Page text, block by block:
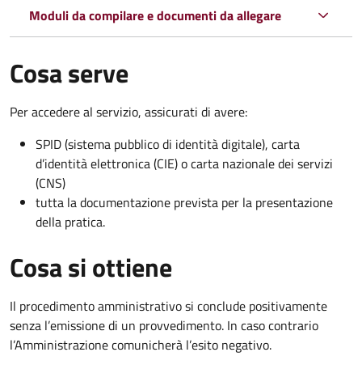
Moduli da compilare e documenti da allegare
Cosa serve
Per accedere al servizio, assicurati di avere:
SPID (sistema pubblico di identità digitale), carta
d’identità elettronica (CIE) o carta nazionale dei servizi
(CNS)
tutta la documentazione prevista per la presentazione
della pratica.
Cosa si ottiene
Il procedimento amministrativo si conclude positivamente
senza l’emissione di un provvedimento. In caso contrario
l’Amministrazione comunicherà l’esito negativo.